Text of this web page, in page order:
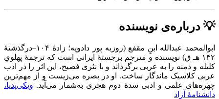
💡 درباره‌ی نویسنده
ابوالمحمد عبدالله ابنِ مقفع (روزبه پور دادویه؛ زادهٔ ۱۰۴–درگذشتهٔ
۱۴۲ هـ ق) نویسنده و مترجم برجستهٔ ایرانی است که ترجمهٔ پهلویِ
کلیله و دمنه را به عربی برگرداند و با نثری فصیح، این اثر را در ادب
عربی کلاسیک ماندگار ساخت. او در بصره می‌زیست و از مهم‌ترین
چهره‌های علمی و ادبی سدهٔ دوم هجری به‌شمار می‌آید. ویکی‌پدیا،
دانشنامهٔ آزاد